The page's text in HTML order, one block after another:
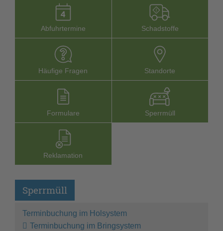
Abfuhrtermine Schadstoffe
Häufige Fragen Stand­orte
Formu­lare Sperr­müll
Reklamation
Sperrmüll
Terminbuchung im Holsystem
Terminbuchung im Bringsystem